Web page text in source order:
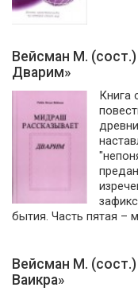
Вейсман М.
Дварим»
Книга
бытия. Часть пятая –
Вейсман М.
Ваикра»